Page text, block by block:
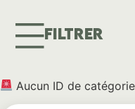
FILTRER
Aucun ID de